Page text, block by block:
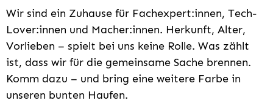
Wir sind ein Zuhause für Fachexpert:innen, Tech-
Lover:innen und Macher:innen. Herkunft, Alter,
Vorlieben – spielt bei uns keine Rolle. Was zählt
ist, dass wir für die gemeinsame Sache brennen.
Komm dazu – und bring eine weitere Farbe in
unseren bunten Haufen.